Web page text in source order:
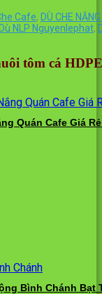
Cafe, DÙ CHE
Dù NLP Nguyenlephat,
tôm cá HDPE
Quán Cafe Giá
Bình Chánh Bạt